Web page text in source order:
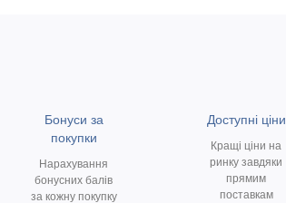
Бонуси за
покупки
Нарахування
бонусних балів
за кожну покупку
Доступні ціни
Кращі ціни на
ринку завдяки
прямим
поставкам